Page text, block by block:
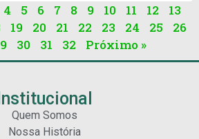
4 5 6 7 8 9 10 11 12
13
19 20 21 22 23 24 25
26
30 31 32 Próximo »
Institucional
Quem Somos
Nossa História